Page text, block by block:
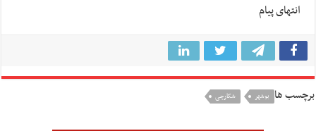
انتهای پیام
برچسب ها بوشهر شکارچی